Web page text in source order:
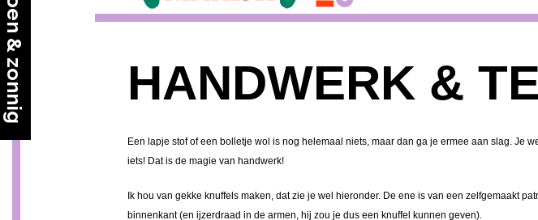
HANDWERK &
Een lapje stof of een bolletje wol is nog helemaal niets, maar dan ga je ermee aan slag. Je
iets! Dat is de magie van handwerk!
Ik hou van gekke knuffels maken, dat zie je wel hieronder. De ene is van een zelfgemaakt
binnenkant (en ijzerdraad in de armen, hij zou je dus een knuffel kunnen geven).